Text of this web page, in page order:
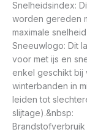
Snelheidsindex:
worden gereden
maximale
Sneeuwlogo: Dit
voor met ijs en
enkel geschikt bij
winterbanden in
leiden tot
slijtage).&nbsp: